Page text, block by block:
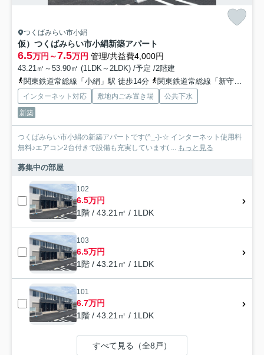
つくばみらい市小絹
仮）つくばみらい市小絹新築アパート
6.5万円～7.5万円 管理/共益費4,000円
43.21㎡～53.90㎡ (1LDK～2LDK) /予定 /2階建
関東鉄道常総線「小絹」駅 徒歩14分
関東鉄道常総線「新守谷」駅 徒歩34分
インターネット対応 敷地内ごみ置き場
公共下水
新築
つくばみらい市小絹の新築アパートです(^_-)-☆ インターネット使用料
無料♪エアコン2台付きで設備も充実しています( ...
もっと見る
募集中の部屋
102
6.5万円
1階 / 43.21㎡ / 1LDK
103
6.5万円
1階 / 43.21㎡ / 1LDK
101
6.7万円
1階 / 43.21㎡ / 1LDK
すべて見る（全8戸）